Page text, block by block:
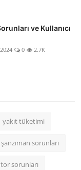
ve Kullanıcı
0 2.7K
yakıt tüketimi
şanzıman sorunları
sorunları